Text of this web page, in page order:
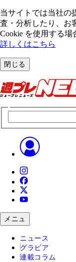
当サイトでは当社の
査・分析したり、お
Cookie を使⽤する場
詳しくはこちら
閉じる
メニュ
ニュース
グラビア
連載コラム